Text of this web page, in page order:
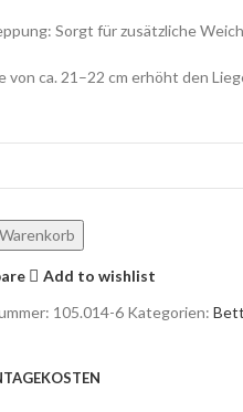
Sorgt für zusätzliche
von ca. 21–22 cm erhöht den
Add to wishlist
105.014-6 Kategorien: